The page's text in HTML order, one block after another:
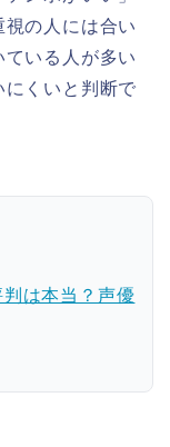
の人には合い
いる人が多い
くいと判断で
は本当？声優